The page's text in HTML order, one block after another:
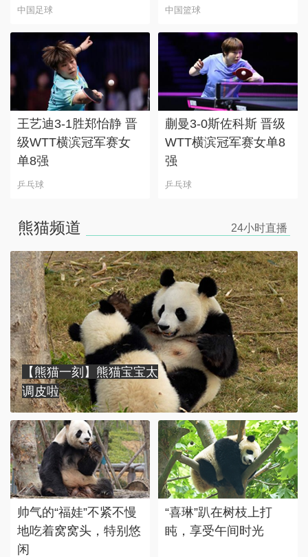
中国足球 中国篮球
王艺迪3-1胜郑怡静 晋
级WTT横滨冠军赛女
单8强
乒乓球
蒯曼3-0斯佐科斯 晋级
WTT横滨冠军赛女单8
强
乒乓球
熊猫频道 24小时直播
【熊猫一刻】熊猫宝宝太
调皮啦
帅气的“福娃”不紧不慢
地吃着窝窝头，特别悠
闲
“喜琳”趴在树枝上打
盹，享受午间时光